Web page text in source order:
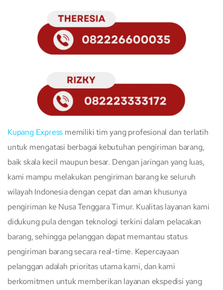
Kupang Express memiliki tim yang profesional dan terlatih
untuk mengatasi berbagai kebutuhan pengiriman barang,
baik skala kecil maupun besar. Dengan jaringan yang luas,
kami mampu melakukan pengiriman barang ke seluruh
wilayah Indonesia dengan cepat dan aman khusunya
pengiriman ke Nusa Tenggara Timur. Kualitas layanan kami
didukung pula dengan teknologi terkini dalam pelacakan
barang, sehingga pelanggan dapat memantau status
pengiriman barang secara real-time. Kepercayaan
pelanggan adalah prioritas utama kami, dan kami
berkomitmen untuk memberikan layanan ekspedisi yang